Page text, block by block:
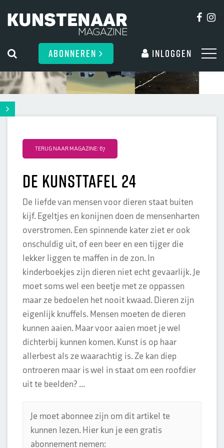
ABONNEREN Inloggen
TERUG NAAR MAGAZINE: 67
de kunsttafel 24
De liefde van mensen voor dieren staat buiten
kijf. Egeltjes en konijnen doen de mensenharten
overstromen. Een spinnende kater ziet er ook
onschuldig uit, of een beer en een tijger die
lekker liggen te maffen in de zon. In
kinderboekjes zijn dieren niet echt gevaarlijk. Je
moet soms wel een beetje met ze oppassen
maar ze bedoelen het nooit kwaad. Dieren zijn
eigenlijk knuffels. Mensen moeten de dieren
kunnen aaien. Maar voor aaien moet je wel
dichterbij kunnen komen. Kunst is op haar
allerbest als ze waarachtig is. Ze kan diep
ontroeren maar is wel in staat om een roofdier
uit te beelden? ...
Je moet abonnee zijn om dit artikel te
kunnen lezen. Hier kun je een gratis
abonnement nemen: